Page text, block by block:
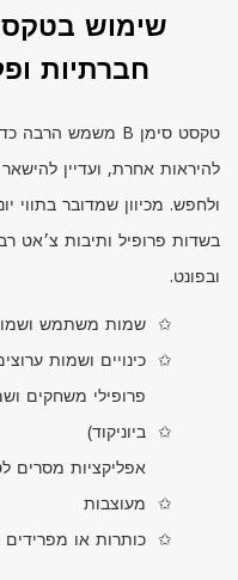
חברתיות
טקסט סימן B משמש הרבה
להיראות אחרת, ועדיין
ולחפש. מכיוון שמדובר בתווי
בשדות פרופיל ותיבות צ׳אט
ובפונט.
שמות משתמש
כינויים ושמות
פרופילי משחקים
ביוניקוד)
אפליקציות מסרים
מעוצבות
כותרות או